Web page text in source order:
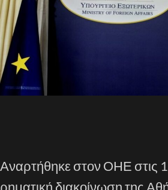
Αναρτήθηκε στον ΟΗΕ στις
ρηματική διακοίνωση της